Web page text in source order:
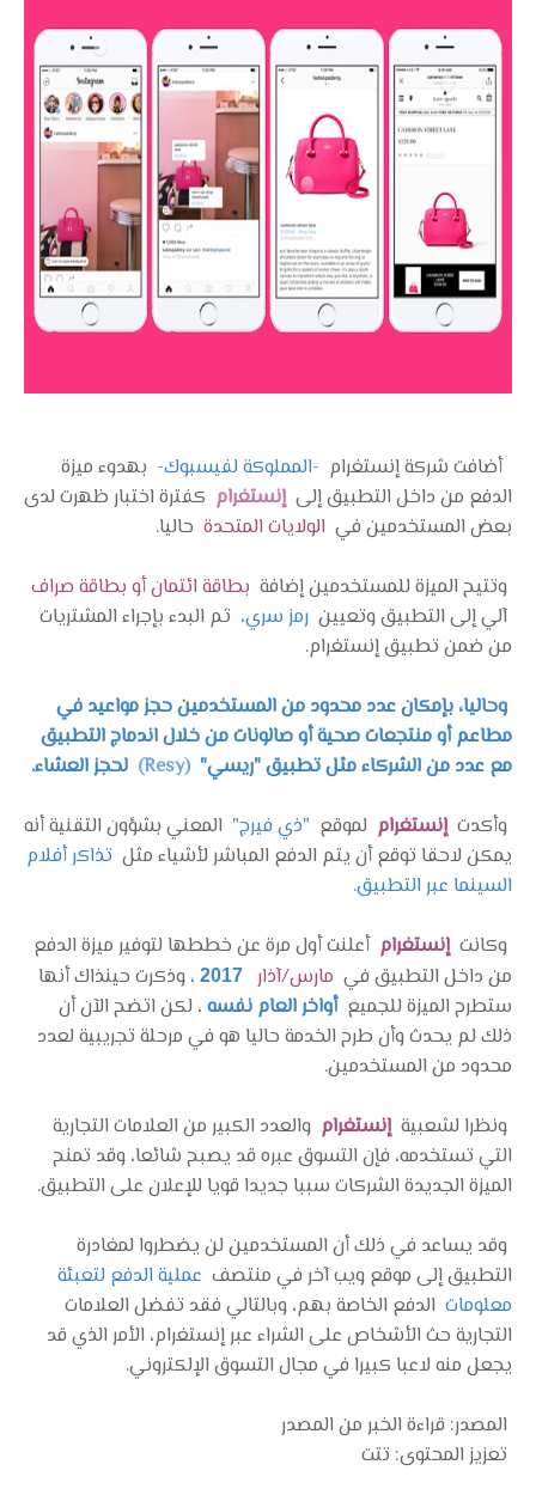
أضافت شركة إنستغرام -المملوكة لفيسبوك- بهدوء ميزة
الدفع من داخل التطبيق إلى إنستغرام كفترة اختبار ظهرت لدى
بعض المستخدمين في الولايات المتحدة حاليا.
وتتيح الميزة للمستخدمين إضافة بطاقة ائتمان أو بطاقة صراف
آلي إلى التطبيق وتعيين رمز سري، ثم البدء بإجراء المشتريات
من ضمن تطبيق إنستغرام.
وحاليا، بإمكان عدد محدود من المستخدمين حجز مواعيد في
مطاعم أو منتجعات صحية أو صالونات من خلال اندماج التطبيق
مع عدد من الشركاء مثل تطبيق "ريسي" (Resy)
لحجز العشاء.
وأكدت إنستغرام لموقع "ذي فيرج" المعني بشؤون التقنية أنه
يمكن لاحقا توقع أن يتم الدفع المباشر لأشياء مثل تذاكر أفلام
السينما عبر التطبيق.
وكانت إنستغرام أعلنت أول مرة عن خططها لتوفير ميزة الدفع
من داخل التطبيق في مارس/آذار 2017 ، وذكرت حينذاك أنها
ستطرح الميزة للجميع أواخر العام نفسه ، لكن اتضح الآن أن
ذلك لم يحدث وأن طرح الخدمة حاليا هو في مرحلة تجريبية لعدد
محدود من المستخدمين.
ونظرا لشعبية إنستغرام والعدد الكبير من العلامات التجارية
التي تستخدمه، فإن التسوق عبره قد يصبح شائعا، وقد تمنح
الميزة الجديدة الشركات سببا جديدا قويا للإعلان على التطبيق.
وقد يساعد في ذلك أن المستخدمين لن يضطروا لمغادرة
التطبيق إلى موقع ويب آخر في منتصف عملية الدفع لتعبئة
معلومات الدفع الخاصة بهم، وبالتالي فقد تفضل العلامات
التجارية حث الأشخاص على الشراء عبر إنستغرام، الأمر الذي قد
يجعل منه لاعبا كبيرا في مجال التسوق الإلكتروني.
المصدر: قراءة الخبر من المصدر
تعزيز المحتوى: تتت